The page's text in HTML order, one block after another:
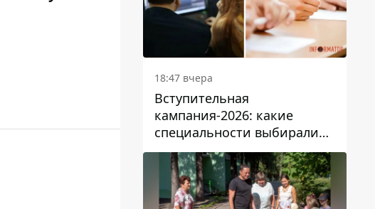
18:47 вчера
Вступительная
кампания-2026: какие
специальности выбирали
абитуриенты в Украине